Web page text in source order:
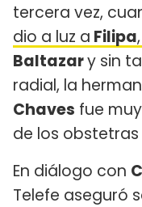
tercera vez,
dio a luz a Filipa,
Baltazary sin
radial, la
Chaves fue
de los
En diálogo con
Telefe aseguró